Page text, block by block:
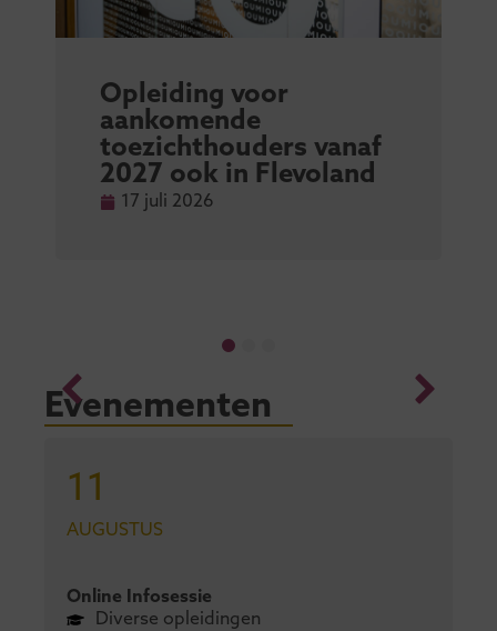
Opleiding voor
aankomende
toezichthouders vanaf
2027 ook in Flevoland
17 juli 2026
Evenementen
11
AUGUSTUS
Online Infosessie
Diverse opleidingen